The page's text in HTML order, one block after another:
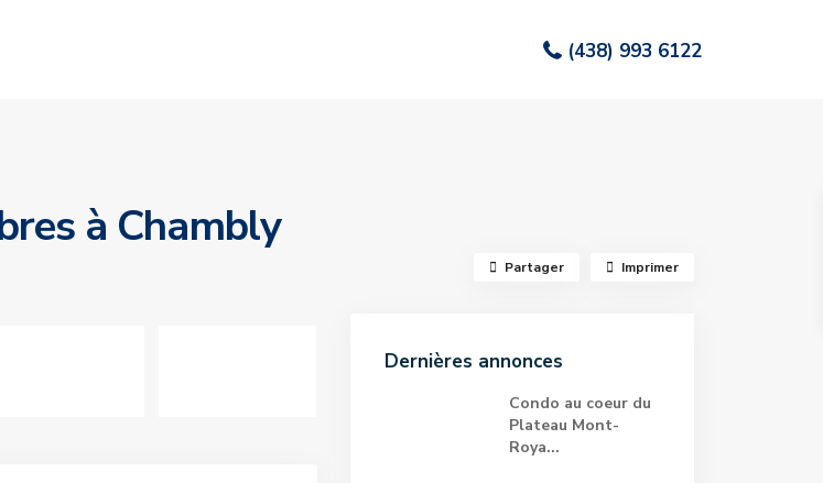
(438) 993 6122
à Chambly
Partager Imprimer
Dernières annonces
Condo au coeur du
Plateau Mont-
Roya...